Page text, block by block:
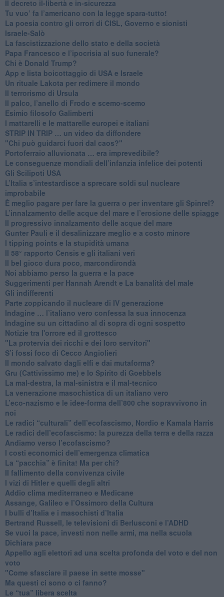
Il decreto il-libertà e in-sicurezza
Tu vuo’ fa l’americano con la legge spara-tutto!
La poesia contro gli orrori di CISL, Governo e sionisti
Israele-Salò
​La fascistizzazione dello stato e della società
Papa Francesco e l’ipocrisia al suo funerale?
​Chi è Donald Trump?
App e lista boicottaggio di USA e Israele
​Un rituale Lakota per redimere il mondo
Il terrorismo di Ursula
​Il palco, l’anello di Frodo e scemo-scemo
Esimio filosofo Galimberti
​I mattarelli e le mattarelle europei e italiani
​STRIP IN TRIP … un video da diffondere
"Chi può guidarci fuori dal caos?"
​Portoferraio alluvionata … era imprevedibile?
Le conseguenze mondiali dell’infanzia infelice dei potenti
​Gli Scilipoti USA
L’Italia s’intestardisce a sprecare soldi sul nucleare
improbabile
È meglio pagare per fare la guerra o per inventare gli Spinrel?
​L’innalzamento delle acque del mare e l’erosione delle spiagge
​Il progressivo innalzamento delle acque del mare
​Gunter Pauli e il desalinizzare meglio e a costo minore
I tipping points e la stupidità umana
​Il 58° rapporto Censis e gli italiani veri
​Il bel gioco dura poco, marcondirondà
Noi abbiamo perso la guerra e la pace
Suggerimenti per Hannah Arendt e La banalità del male
​Gli indifferenti
Parte zoppicando il nucleare di IV generazione
​Indagine … l’italiano vero confessa la sua innocenza
Indagine su un cittadino al di sopra di ogni sospetto
Notizie tra l'orrore ed il grottesco
"La protervia dei ricchi e dei loro servitori"
S’i fossi foco di Cecco Angiolieri
​Il mondo salvato dagli elfi e dai mutaforma?
Gru (Cattivissimo me) e lo Spirito di Goebbels
​La mal-destra, la mal-sinistra e il mal-tecnico
​La venerazione masochistica di un italiano vero
​L’eco-nazismo e le idee-forma dell’800 che sopravvivono in
noi
​Le radici “culturali” dell’ecofascismo, Nordio e Kamala Harris
Le radici dell’ecofascismo: la purezza della terra e della razza
Andiamo verso l’ecofascismo?
I costi economici dell’emergenza climatica
​La “pacchia” è finita! Ma per chi?
​Il fallimento della convivenza civile
​I vizi di Hitler e quelli degli altri
Addio clima mediterraneo e Medicane
​Assange, Galileo e l’Ossimoro della Cultura
​I bulli d’Italia e i masochisti d’Italia
​Bertrand Russell, le televisioni di Berlusconi e l’ADHD
​Se vuoi la pace, investi non nelle armi, ma nella scuola
​Dichiara pace
​Appello agli elettori ad una scelta profonda del voto e del non
voto
"Come sfasciare il paese in sette mosse"
​Ma questi ci sono o ci fanno?
​Le “tua” libera scelta